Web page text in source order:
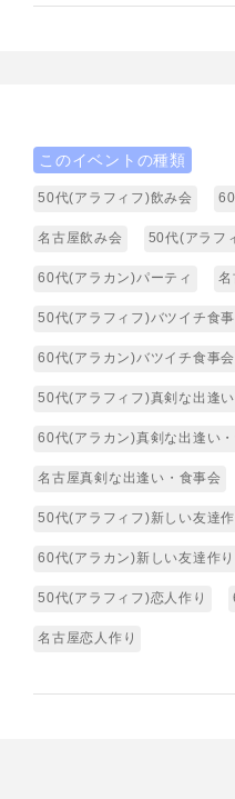
このイベントの種類
50代(アラフィフ)飲み会
名古屋飲み会 50代(アラフ
60代(アラカン)パーティ 名
50代(アラフィフ)バツイチ食
60代(アラカン)バツイチ食事会
50代(アラフィフ)真剣な出逢
60代(アラカン)真剣な出逢い
名古屋真剣な出逢い・食事会
50代(アラフィフ)新しい友達作
60代(アラカン)新しい友達作り
50代(アラフィフ)恋人作り
名古屋恋人作り